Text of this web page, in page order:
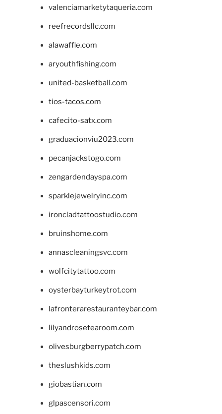
valenciamarketytaqueria.com
reefrecordsllc.com
alawaffle.com
aryouthfishing.com
united-basketball.com
tios-tacos.com
cafecito-satx.com
graduacionviu2023.com
pecanjackstogo.com
zengardendayspa.com
sparklejewelryinc.com
ironcladtattoostudio.com
bruinshome.com
annascleaningsvc.com
wolfcitytattoo.com
oysterbayturkeytrot.com
lafronterarestauranteybar.com
lilyandrosetearoom.com
olivesburgberrypatch.com
theslushkids.com
giobastian.com
glpascensori.com